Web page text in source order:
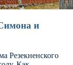
и
Резекненского